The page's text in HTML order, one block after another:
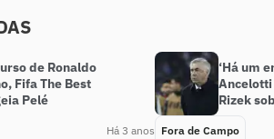
de Ronaldo
Fifa The Best
Pelé
Há 3 anos
‘Há um
Ancelotti
Rizek
Fora de Campo